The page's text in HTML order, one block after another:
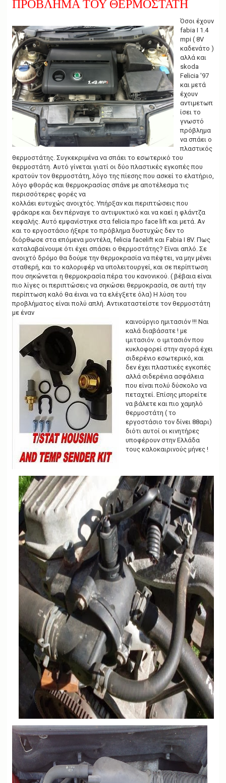
a
i
o
n
ΠΡΟΒΛΗΜΑ ΤΟΥ ΘΕΡΜΟΣΤΑΤΗ
Όσοι έχουν
fabia I 1.4
mpi ( 8V
καδενάτο )
αλλά και
skoda
Felicia '97
και μετά
έχουν
αντιμετωπ
ίσει το
γνωστό
πρόβλημα
να σπάει ο
πλαστικός
θερμοστάτης. Συγκεκριμένα να σπάει το εσωτερικό του
θερμοστάτη. Αυτό γίνεται γιατί οι δύο πλαστικές εγκοπές που
κρατούν τον θερμοστάτη, λόγο της πίεσης που ασκεί το ελατήριο,
λόγο φθοράς και θερμοκρασίας σπάνε με αποτέλεσμα τις
περισσότερες φορές να
κολλάει ευτυχώς ανοιχτός. Υπήρξαν και περιπτώσεις που
φράκαρε και δεν πέρναγε το αντιψυκτικό και να καεί η φλάντζα
κεφαλής. Αυτό εμφανίστηκε στα felicia προ face lift και μετά. Αν
και το εργοστάσιο ήξερε το πρόβλημα δυστυχώς δεν το
διόρθωσε στα επόμενα μοντέλα, felicia facelift και Fabia Ι 8V. Πως
καταλαβαίνουμε ότι έχει σπάσει ο θερμοστάτης? Είναι απλό. Σε
ανοιχτό δρόμο θα δούμε την θερμοκρασία να πέφτει, να μην μένει
σταθερή, και το καλοριφέρ να υπολειτουργεί, και σε περίπτωση
που σηκώνεται η θερμοκρασία πέρα του κανονικού. ( βέβαια είναι
πιο λίγες οι περιπτώσεις να σηκώσει θερμοκρασία, σε αυτή την
περίπτωση καλό θα έιναι να τα ελέγξετε όλα) Η λύση του
προβλήματος είναι πολύ απλή. Αντικαταστείστε τον θερμοστάτη
με έναν
καινούργιο ημιτασιόν !!! Ναι
καλά διαβάσατε ! με
ιμιτασιόν. ο ιμιτασιόν που
κυκλοφορεί στην αγορά έχει
σιδερένιο εσωτερικό, και
δεν έχει πλαστικές εγκοπές
αλλά σιδερένια ασφάλεια
που είναι πολύ δύσκολο να
πεταχτεί. Επίσης μπορείτε
να βάλετε και πιο χαμηλό
θερμοστάτη ( το
εργοστάσιο τον δίνει 88αρι)
διότι αυτοί οι κινητήρες
υποφέρουν στην Ελλάδα
τους καλοκαιρινούς μήνες !